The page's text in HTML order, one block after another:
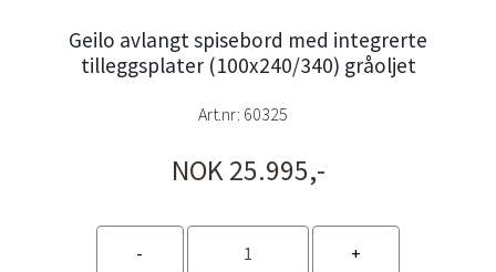
Geilo avlangt spisebord med integrerte
tilleggsplater (100x240/340) gråoljet
Art.nr: 60325
NOK 25.995,-